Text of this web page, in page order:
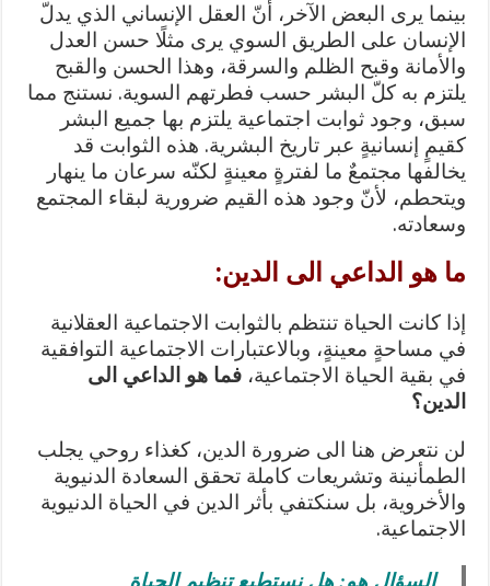
بينما يرى البعض الآخر، أنّ العقل الإنساني الذي يدلّ
الإنسان على الطريق السوي يرى مثلًا حسن العدل
والأمانة وقبح الظلم والسرقة، وهذا الحسن والقبح
يلتزم به كلّ البشر حسب فطرتهم السوية. نستنج مما
سبق، وجود ثوابت اجتماعية يلتزم بها جميع البشر
كقيمٍ إنسانيةٍ عبر تاريخ البشرية. هذه الثوابت قد
يخالفها مجتمعٌ ما لفترةٍ معينةٍ لكنّه سرعان ما ينهار
ويتحطم، لأنّ وجود هذه القيم ضرورية لبقاء المجتمع
وسعادته.
ما هو الداعي الى الدين:
إذا كانت الحياة تنتظم بالثوابت الاجتماعية العقلانية
في مساحةٍ معينةٍ، وبالاعتبارات الاجتماعية التوافقية
في بقية الحياة الاجتماعية،فما هو الداعي الى
الدين؟
لن نتعرض هنا الى ضرورة الدين، كغذاء روحي يجلب
الطمأنينة وتشريعات كاملة تحقق السعادة الدنيوية
والأخروية، بل سنكتفي بأثر الدين في الحياة الدنيوية
الاجتماعية.